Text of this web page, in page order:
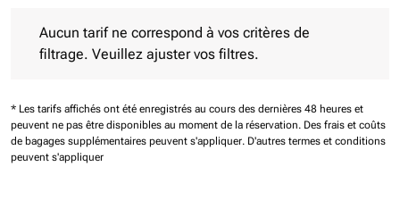
Aucun tarif ne correspond à vos critères de
filtrage. Veuillez ajuster vos filtres.
* Les tarifs affichés ont été enregistrés au cours des dernières 48 heures et
peuvent ne pas être disponibles au moment de la réservation. Des frais et coûts
de bagages supplémentaires peuvent s'appliquer. D'autres termes et conditions
peuvent s'appliquer